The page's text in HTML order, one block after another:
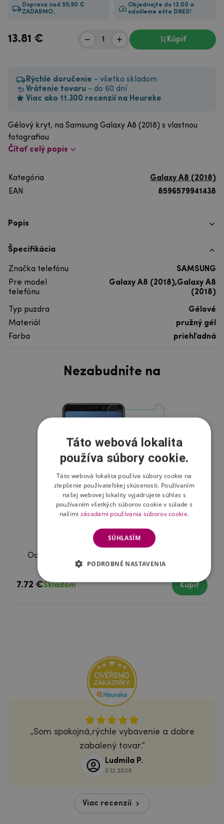
Doprava nad 59,90 €
ZADARMO.
Objednajte do 12:00 a
odošleme ešte DNES!
13.81 € Kúpiť
Rýchle doručenie - všetko skladom
Vrátenie tovaru - do 60 dní
Viac ako 11.300 recenzií na Heureke
Gélový kryt, na Samsung Galaxy A8 (2018) s vlastnou
fotografiou
Čítať celý popis
Kategória
Galaxy A8 (2018)
EAN
8596579941438
Popis
Špecifikácia
Značka telefónu
SAMSUNG
Pre model
telefónu
Galaxy A8 (2018),Galaxy A8
(2018)
Typ puzdra
Gélové
Materiál
pružný gél
Farba
priehľadná
Nezabudnite na
Ochranné tvrdené sklo na Samsung Galaxy A8
(2018)
7.72 €Skladom Kúpiť
Som spokojná,rýchle vybavenie a dobre
zabalený tovar.
Ludmila P.
2.12.2025
Viac recenzií
Táto webová lokalita
používa súbory cookie.
Táto webová lokalita používa súbory cookie na
zlepšenie používateľskej skúsenosti. Používaním
našej webovej lokality vyjadrujete súhlas s
používaním všetkých súborov cookie v súlade s
našimi zásadami používania súborov cookie.
SÚHLASÍM
PODROBNÉ NASTAVENIA